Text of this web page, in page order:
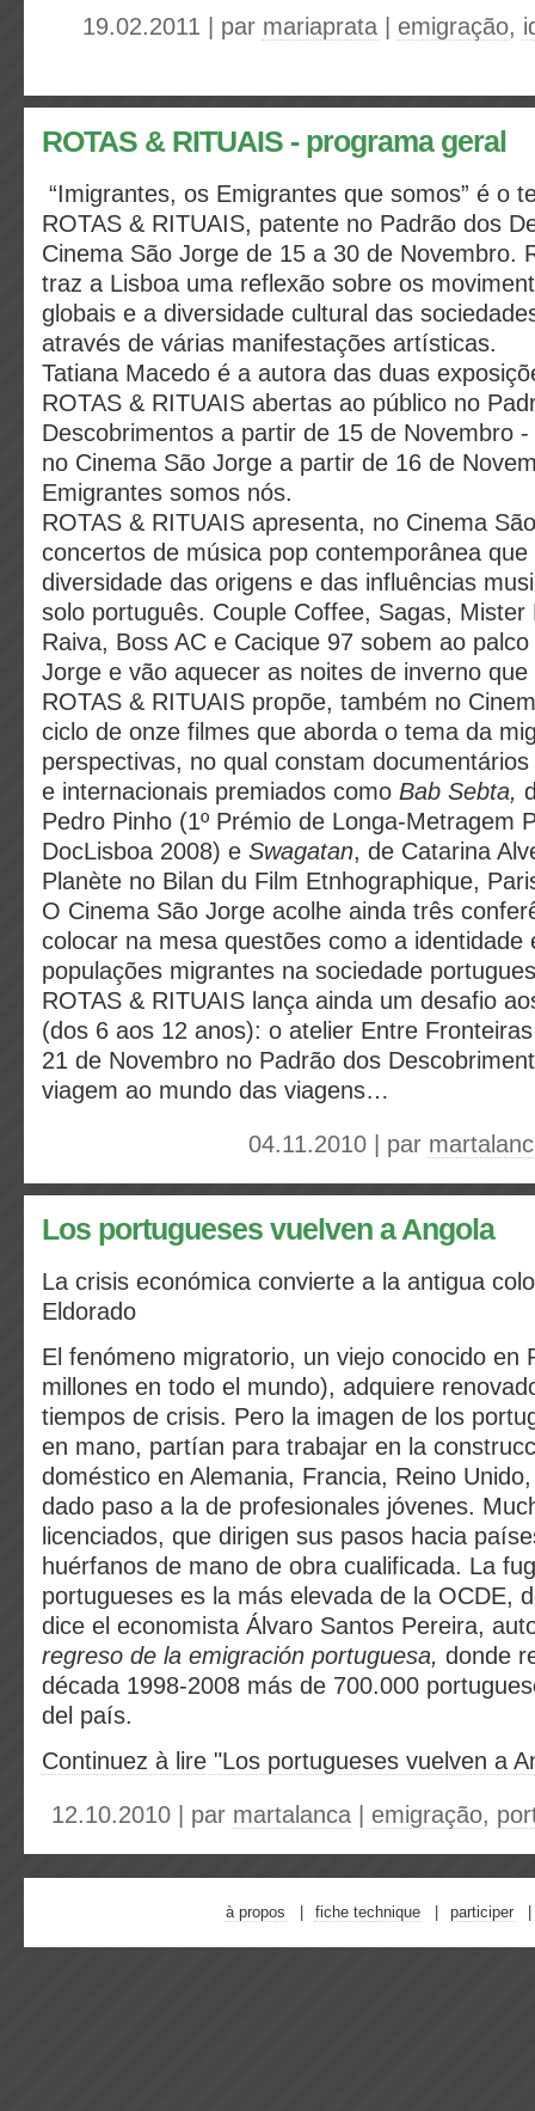
19.02.2011 | par mariaprata emigração,
ROTAS & RITUAIS - programa geral
“Imigrantes, os Emigrantes que somos” é o
ROTAS & RITUAIS, patente no Padrão dos
Cinema São Jorge de 15 a 30 de Novembro.
traz a Lisboa uma reflexão sobre os
globais e a diversidade cultural das
através de várias manifestações artísticas.
Tatiana Macedo é a autora das duas
ROTAS & RITUAIS abertas ao público no
Descobrimentos a partir de 15 de Novembro -
no Cinema São Jorge a partir de 16 de
Emigrantes somos nós.
ROTAS & RITUAIS apresenta, no Cinema
concertos de música pop contemporânea
diversidade das origens e das influências
solo português. Couple Coffee, Sagas, Mister
Raiva, Boss AC e Cacique 97 sobem ao
Jorge e vão aquecer as noites de inverno
ROTAS & RITUAIS propõe, também no
ciclo de onze filmes que aborda o tema da
perspectivas, no qual constam
e internacionais premiados como Bab Sebta,
Pedro Pinho (1º Prémio de Longa-Metragem
DocLisboa 2008) e Swagatan, de Catarina
Planète no Bilan du Film Etnhographique,
O Cinema São Jorge acolhe ainda três
colocar na mesa questões como a identidade
populações migrantes na sociedade
ROTAS & RITUAIS lança ainda um desafio
(dos 6 aos 12 anos): o atelier Entre
21 de Novembro no Padrão dos
viagem ao mundo das viagens…
04.11.2010 | par
Los portugueses vuelven a Angola
La crisis económica convierte a la antigua
Eldorado
El fenómeno migratorio, un viejo conocido en
millones en todo el mundo), adquiere
tiempos de crisis. Pero la imagen de los
en mano, partían para trabajar en la
doméstico en Alemania, Francia, Reino
dado paso a la de profesionales jóvenes.
licenciados, que dirigen sus pasos hacia
huérfanos de mano de obra cualificada. La
portugueses es la más elevada de la OCDE,
dice el economista Álvaro Santos Pereira,
regreso de la emigración portuguesa, donde
década 1998-2008 más de 700.000
del país.
Continuez à lire "Los portugueses vuelven a
12.10.2010 | par martalanca emigração,
à propos fiche technique participer